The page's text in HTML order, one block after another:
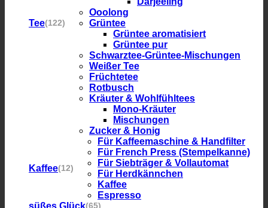
Tee(122)
Ooolong
Grüntee
Grüntee aromatisiert
Grüntee pur
Schwarztee-Grüntee-Mischungen
Weißer Tee
Früchtetee
Rotbusch
Kräuter & Wohlfühltees
Mono-Kräuter
Mischungen
Zucker & Honig
Kaffee(12)
Für Kaffeemaschine & Handfilter
Für French Press (Stempelkanne)
Für Siebträger & Vollautomat
Für Herdkännchen
Kaffee
Espresso
süßes Glück(65)